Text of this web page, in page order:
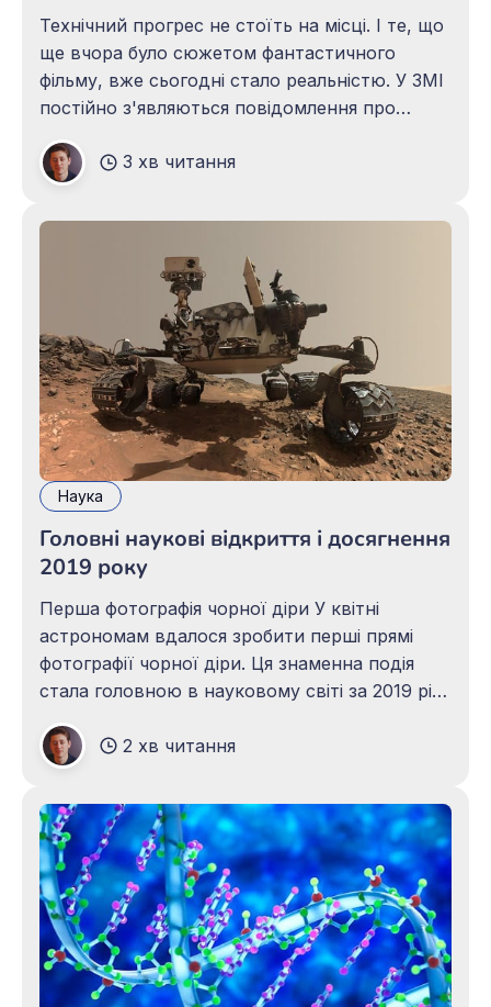
Технічний прогрес не стоїть на місці. І те, що
ще вчора було сюжетом фантастичного
фільму, вже сьогодні стало реальністю. У ЗМІ
постійно з'являються повідомлення про
людині сексуального партнера. І якщо
спочатку йшлося лише про «технічну»
сторону процесу, то сьогодні такий робот
3 хв читання
Наука
Головні наукові відкриття і досягнення
2019 року
Перша фотографія чорної діри У квітні
астрономам вдалося зробити перші прямі
фотографії чорної діри. Ця знаменна подія
стала головною в науковому світі за 2019 рік.
відносності Альберта Ейнштейна. Першою
чорною дірою, яку побачило людство, став
надмасивний коллапсар в далекій галактиці
Messier 87, що знаходиться в скупченні
2 хв читання